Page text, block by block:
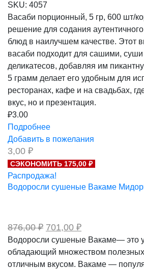
SKU: 4057
Васаби порционный, 5 гр, 600 шт/
решение для содания
блюд в наилучшем качестве. Этот
васаби подходит для сашими, суши
деликатесов, добавляя им
5 грамм делает его удобным для
ресторанах, кафе и на свадьбах,
вкус, но и презентация.
₽3.00
Подробнее
Добавить в пожелания
3,00 ₽
СЭКОНОМИТЬ 175,00 ₽
Распродажа!
Водоросли сушеные Вакаме
876,00₽ Первоначальная
составляла
876,00 ₽.
701,00 ₽Текущая
цена:
701,00 ₽.
Водоросли сушеные Вакаме— это
обладающий множеством полезных
отличным вкусом. Вакаме —